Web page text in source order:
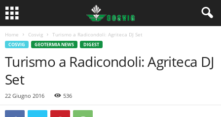
Home Cosvig Turismo a Radicondoli: Agriteca DJ Set
COSVIG GEOTERMIA NEWS DIGEST
Turismo a Radicondoli: Agriteca DJ
Set
22 Giugno 2016 536